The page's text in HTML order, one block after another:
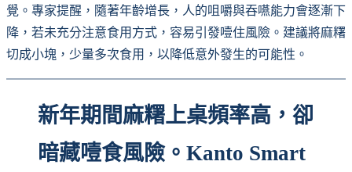
覺。專家提醒，隨著年齡增長，人的咀嚼與吞嚥能力會逐漸下
降，若未充分注意食用方式，容易引發噎住風險。建議將麻糬
切成小塊，少量多次食用，以降低意外發生的可能性。
新年期間麻糬上桌頻率高，卻
暗藏噎食風險。Kanto Smart